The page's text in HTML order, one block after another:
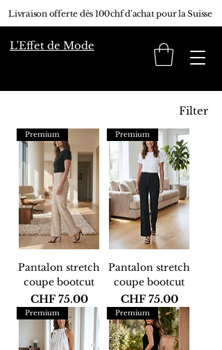
Livraison offerte dès 100chf d'achat pour la Suisse
L'Effet de Mode
Filter
Premium
Pantalon stretch
coupe bootcut
Price
CHF 75.00
Premium
Pantalon stretch
coupe bootcut
Price
CHF 75.00
Premium Premium